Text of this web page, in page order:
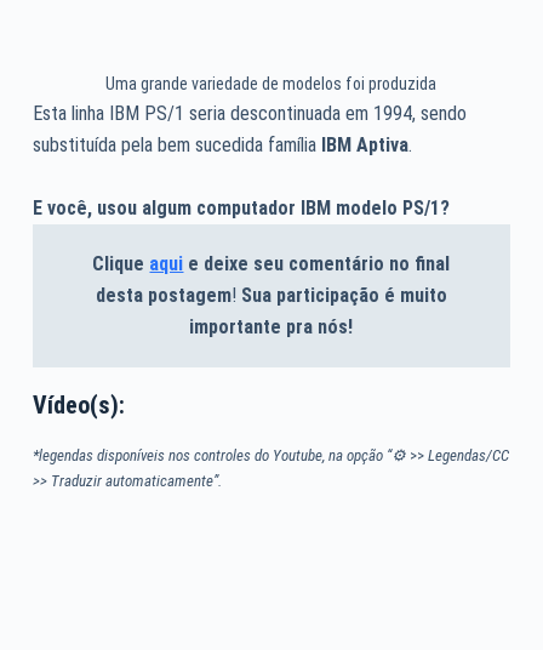
Uma grande variedade de modelos foi produzida
Esta linha IBM PS/1 seria descontinuada em 1994, sendo
substituída pela bem sucedida família IBM Aptiva.
E você, usou algum computador IBM modelo PS/1?
Clique aqui e deixe seu comentário no final
desta postagem! Sua participação é muito
importante pra nós!
Vídeo(s):
*legendas disponíveis nos controles do Youtube, na opção “⚙>> Legendas/CC
>> Traduzir automaticamente”.